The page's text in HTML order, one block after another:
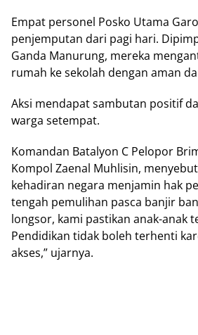
Empat personel Posko Utama
penjemputan dari pagi hari.
Ganda Manurung, mereka
rumah ke sekolah dengan aman
Aksi mendapat sambutan positif
warga setempat.
Komandan Batalyon C Pelopor
Kompol Zaenal Muhlisin,
kehadiran negara menjamin hak
tengah pemulihan pasca banjir
longsor, kami pastikan anak-anak
Pendidikan tidak boleh terhenti
akses,” ujarnya.